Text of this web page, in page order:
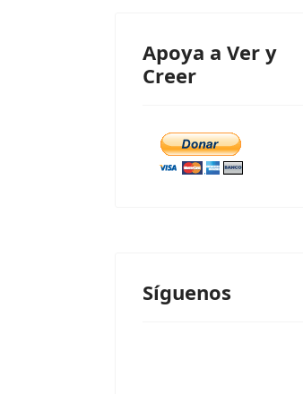
Apoya a Ver y
Creer
Síguenos